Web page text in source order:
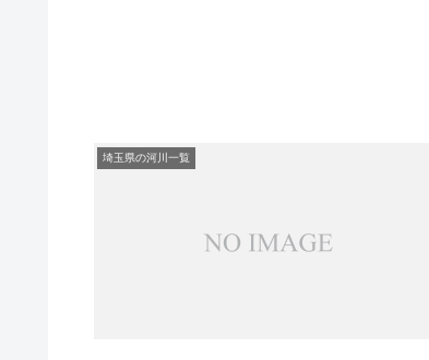
埼玉県の河川一覧